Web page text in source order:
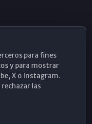
para fines
y para mostrar
X o Instagram.
las